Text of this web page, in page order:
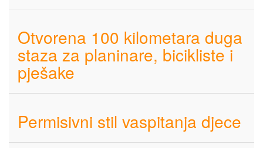
Otvorena 100 kilometara duga
staza za planinare, bicikliste i
pješake
Permisivni stil vaspitanja djece